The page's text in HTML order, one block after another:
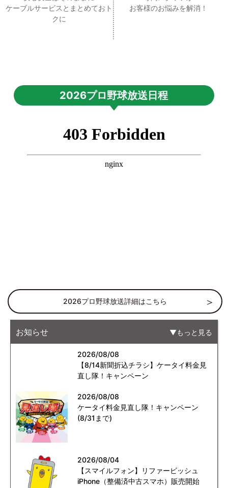
ケーブルサービスとまとめておト
クに
お客様のお悩みを解消！
2026プロ野球放送日程
2026プロ野球放送詳細はこちら
お知らせ もっと見る
2026/08/08
【8/14新聞折込チラシ】ケータイ料金見
直し隊！キャンペーン
2026/08/08
ケータイ料金見直し隊！キャンペーン
(8/31まで)
2026/08/04
【スマイルフォン】リファービッシュ
iPhone（整備済中古スマホ）販売開始